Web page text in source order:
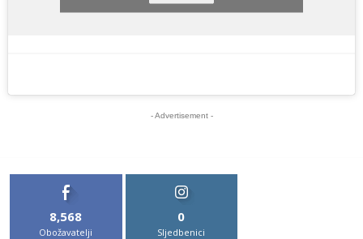
- Advertisement -
8,568
Obožavatelji
0
Sljedbenici